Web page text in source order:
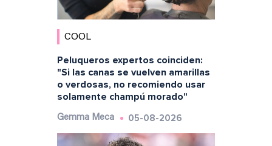
COOL
Peluqueros expertos coinciden:
"Si las canas se vuelven amarillas
o verdosas, no recomiendo usar
solamente champú morado"
Gemma Meca 05-08-2026